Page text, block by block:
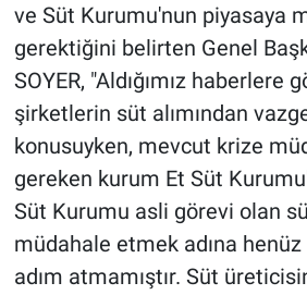
ve Süt Kurumu'nun piyasaya
gerektiğini belirten Genel
SOYER, "Aldığımız haberlere
şirketlerin süt alımından
konusuyken, mevcut krize
gereken kurum Et Süt
Süt Kurumu asli görevi olan
müdahale etmek adına
adım atmamıştır. Süt